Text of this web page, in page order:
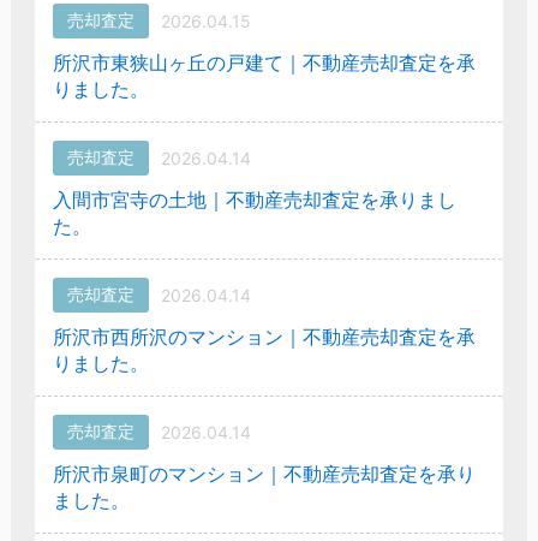
売却査定 2026.04.15
所沢市東狭山ヶ丘の戸建て｜不動産売却査定を承
りました。
売却査定 2026.04.14
入間市宮寺の土地｜不動産売却査定を承りまし
た。
売却査定 2026.04.14
所沢市西所沢のマンション｜不動産売却査定を承
りました。
売却査定 2026.04.14
所沢市泉町のマンション｜不動産売却査定を承り
ました。